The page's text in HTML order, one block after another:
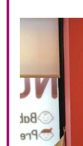
2024年 01月(20)
2023年 12月(20)
2023年 11月(20)
2023年 10月(21)
2023年 09月(20)
2023年 08月(21)
2023年 07月(20)
2023年 06月(22)